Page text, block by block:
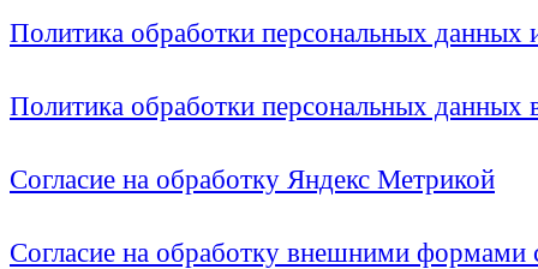
Политика обработки персональных
Политика обработки персональных
Согласие на обработку Яндекс Метрикой
Согласие на обработку внешними формами